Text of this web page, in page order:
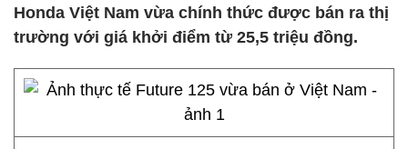
Honda Việt Nam vừa chính thức được bán ra thị
trường với giá khởi điểm từ 25,5 triệu đồng.